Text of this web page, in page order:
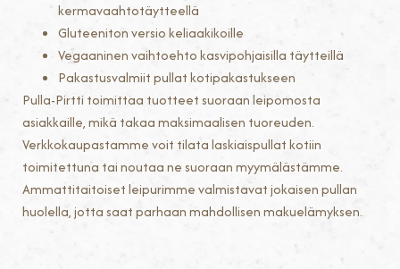
kermavaahtotäytteellä
Gluteeniton versio keliaakikoille
Vegaaninen vaihtoehto kasvipohjaisilla täytteillä
Pakastusvalmiit pullat kotipakastukseen
Pulla-Pirtti toimittaa tuotteet suoraan leipomosta
asiakkaille, mikä takaa maksimaalisen tuoreuden.
Verkkokaupastamme voit tilata laskiaispullat kotiin
toimitettuna tai noutaa ne suoraan myymälästämme.
Ammattitaitoiset leipurimme valmistavat jokaisen pullan
huolella, jotta saat parhaan mahdollisen makuelämyksen.